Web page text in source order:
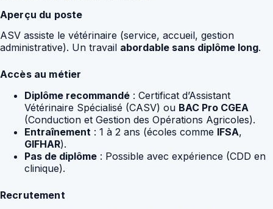
Aperçu du poste
ASV assiste le vétérinaire (service, accueil, gestion
administrative). Un travail abordable sans diplôme long.
Accès au métier
Diplôme recommandé : Certificat d’Assistant
Vétérinaire Spécialisé (CASV) ou BAC Pro CGEA
(Conduction et Gestion des Opérations Agricoles).
Entraînement : 1 à 2 ans (écoles comme IFSA,
GIFHAR).
Pas de diplôme : Possible avec expérience (CDD en
clinique).
Recrutement